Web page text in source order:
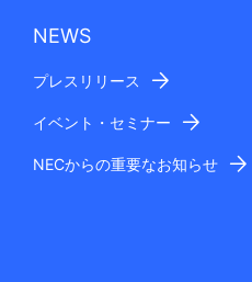
NEWS
プレスリリース
イベント・セミナー
NECからの重要なお知らせ